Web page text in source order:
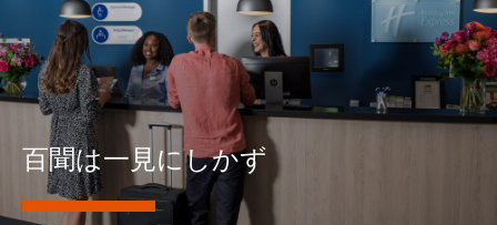
百聞は一見にしかず